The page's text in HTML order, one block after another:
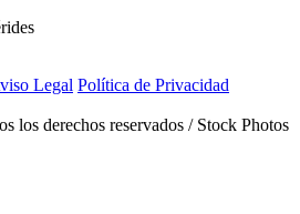
Legal Política de Privacidad
los derechos reservados / Stock Photos